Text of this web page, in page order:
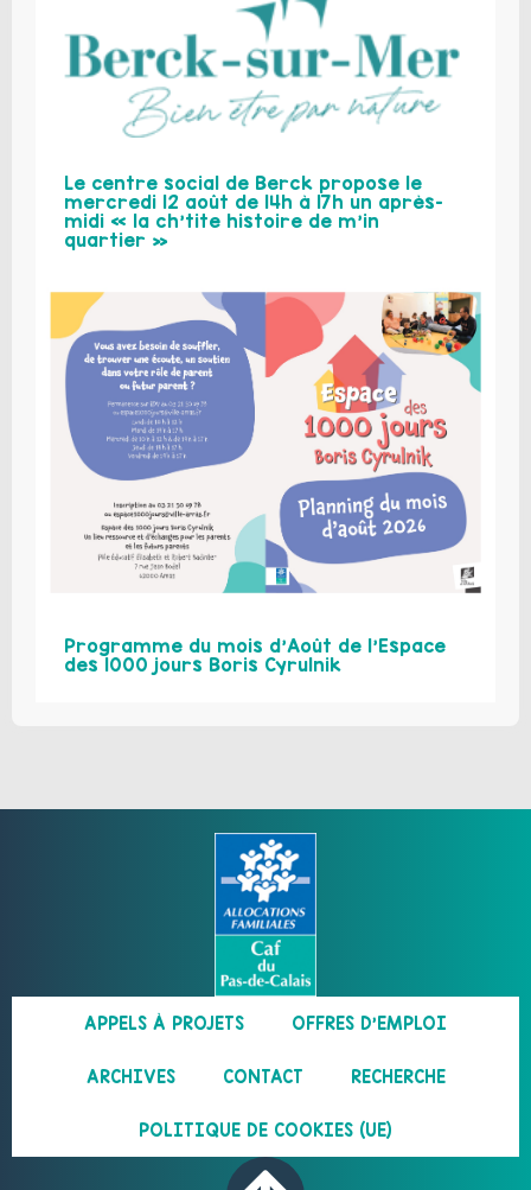
Le centre social de Berck propose le
mercredi 12 août de 14h à 17h un après-
midi « la ch’tite histoire de m’in
quartier »
Programme du mois d’Août de l’Espace
des 1000 jours Boris Cyrulnik
APPELS À PROJETS OFFRES D’EMPLOI
ARCHIVES CONTACT RECHERCHE
POLITIQUE DE COOKIES (UE)